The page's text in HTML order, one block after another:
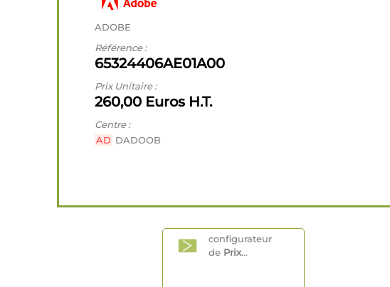
ADOBE
Référence :
65324406AE01A00
Prix Unitaire :
260,00 Euros H.T.
Centre :
AD DADOOB
configurateur
de Prix...